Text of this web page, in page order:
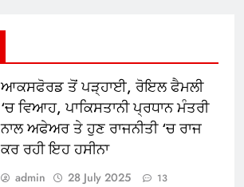
ਆਕਸਫੋਰਡ ਤੋਂ ਪੜ੍ਹਾਈ, ਰੋਇਲ ਫੈਮਲੀ
‘ਚ ਵਿਆਹ, ਪਾਕਿਸਤਾਨੀ ਪ੍ਰਧਾਨ ਮੰਤਰੀ
ਨਾਲ ਅਫੇਅਰ ਤੇ ਹੁਣ ਰਾਜਨੀਤੀ ‘ਚ ਰਾਜ
ਕਰ ਰਹੀ ਇਹ ਹਸੀਨਾ
admin 28 July 2025 13